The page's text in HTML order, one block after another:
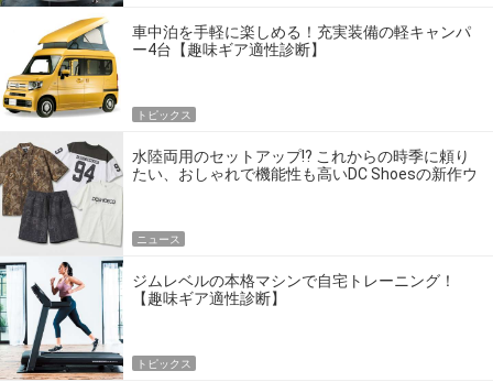
車中泊を手軽に楽しめる！充実装備の軽キャンパ
ー4台【趣味ギア適性診断】
トピックス
水陸両用のセットアップ!? これからの時季に頼り
たい、おしゃれで機能性も高いDC Shoesの新作ウ
ニュース
ジムレベルの本格マシンで自宅トレーニング！
【趣味ギア適性診断】
トピックス